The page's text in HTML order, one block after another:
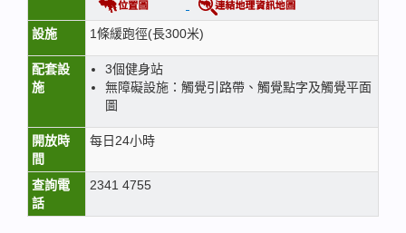
設施 1條緩跑徑(長300米)
配套設
施
3個健身站
無障礙設施：觸覺引路帶、觸覺點字及觸覺平面
圖
開放時
間
每日24小時
查詢電
話
2341 4755